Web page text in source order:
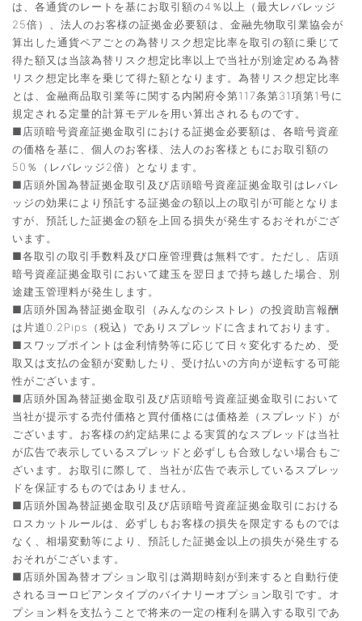
は、各通貨のレートを基にお取引額の4％以上（最大レバレッジ
25倍）、法人のお客様の証拠金必要額は、金融先物取引業協会が
算出した通貨ペアごとの為替リスク想定比率を取引の額に乗じて
得た額又は当該為替リスク想定比率以上で当社が別途定める為替
リスク想定比率を乗じて得た額となります。為替リスク想定比率
とは、金融商品取引業等に関する内閣府令第117条第31項第1号に
規定される定量的計算モデルを用い算出されるものです。
■店頭暗号資産証拠金取引における証拠金必要額は、各暗号資産
の価格を基に、個人のお客様、法人のお客様ともにお取引額の
50％（レバレッジ2倍）となります。
■店頭外国為替証拠金取引及び店頭暗号資産証拠金取引はレバレ
ッジの効果により預託する証拠金の額以上の取引が可能となりま
すが、預託した証拠金の額を上回る損失が発生するおそれがござ
います。
■各取引の取引手数料及び口座管理費は無料です。ただし、店頭
暗号資産証拠金取引において建玉を翌日まで持ち越した場合、別
途建玉管理料が発生します。
■店頭外国為替証拠金取引（みんなのシストレ）の投資助言報酬
は片道0.2Pips（税込）でありスプレッドに含まれております。
■スワップポイントは金利情勢等に応じて日々変化するため、受
取又は支払の金額が変動したり、受け払いの方向が逆転する可能
性がございます。
■店頭外国為替証拠金取引及び店頭暗号資産証拠金取引において
当社が提示する売付価格と買付価格には価格差（スプレッド）が
ございます。お客様の約定結果による実質的なスプレッドは当社
が広告で表示しているスプレッドと必ずしも合致しない場合もご
ざいます。お取引に際して、当社が広告で表示しているスプレッ
ドを保証するものではありません。
■店頭外国為替証拠金取引及び店頭暗号資産証拠金取引における
ロスカットルールは、必ずしもお客様の損失を限定するものでは
なく、相場変動等により、預託した証拠金以上の損失が発生する
おそれがございます。
■店頭外国為替オプション取引は満期時刻が到来すると自動行使
されるヨーロピアンタイプのバイナリーオプション取引です。オ
プション料を支払うことで将来の一定の権利を購入する取引であ